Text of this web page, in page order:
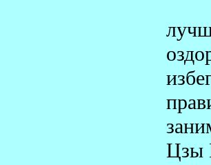
Цзы